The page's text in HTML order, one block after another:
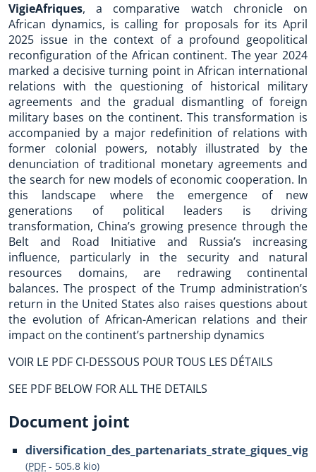
VigieAfriques, a comparative watch chronicle on
African dynamics, is calling for proposals for its April
2025 issue in the context of a profound geopolitical
reconfiguration of the African continent. The year 2024
marked a decisive turning point in African international
relations with the questioning of historical military
agreements and the gradual dismantling of foreign
military bases on the continent. This transformation is
accompanied by a major redefinition of relations with
former colonial powers, notably illustrated by the
denunciation of traditional monetary agreements and
the search for new models of economic cooperation. In
this landscape where the emergence of new
generations of political leaders is driving
transformation, China’s growing presence through the
Belt and Road Initiative and Russia’s increasing
influence, particularly in the security and natural
resources domains, are redrawing continental
balances. The prospect of the Trump administration’s
return in the United States also raises questions about
the evolution of African-American relations and their
impact on the continent’s partnership dynamics
VOIR LE PDF CI-DESSOUS POUR TOUS LES DÉTAILS
SEE PDF BELOW FOR ALL THE DETAILS
Document joint
(PDF - 505.8 kio)